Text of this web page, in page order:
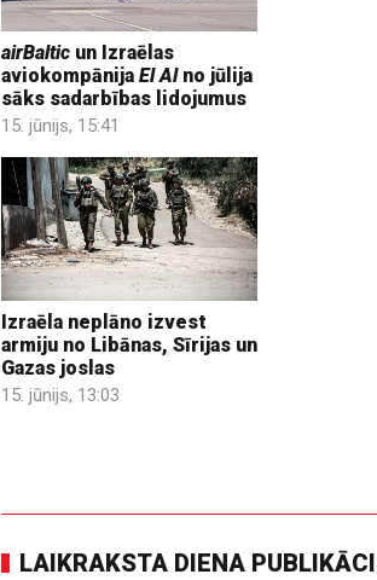
airBaltic un Izraēlas
aviokompānija El Alno jūlija
sāks sadarbības lidojumus
15. jūnijs, 15:41
Izraēla neplāno izvest
armiju no Libānas, Sīrijas un
Gazas joslas
15. jūnijs, 13:03
LAIKRAKSTA DIENA